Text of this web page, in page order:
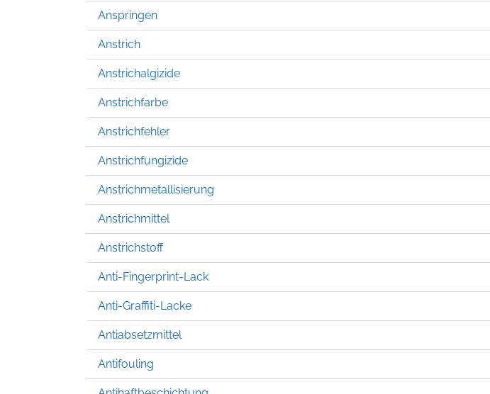
Anspringen
Anstrich
Anstrichalgizide
Anstrichfarbe
Anstrichfehler
Anstrichfungizide
Anstrichmetallisierung
Anstrichmittel
Anstrichstoff
Anti-Fingerprint-Lack
Anti-Graffiti-Lacke
Antiabsetzmittel
Antifouling